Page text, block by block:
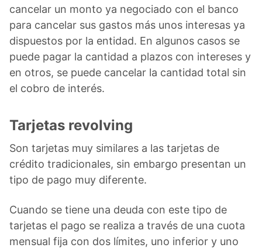
cancelar un monto ya negociado con el banco
para cancelar sus gastos más unos interesas ya
dispuestos por la entidad. En algunos casos se
puede pagar la cantidad a plazos con intereses y
en otros, se puede cancelar la cantidad total sin
el cobro de interés.
Tarjetas revolving
Son tarjetas muy similares a las tarjetas de
crédito tradicionales, sin embargo presentan un
tipo de pago muy diferente.
Cuando se tiene una deuda con este tipo de
tarjetas el pago se realiza a través de una cuota
mensual fija con dos límites, uno inferior y uno